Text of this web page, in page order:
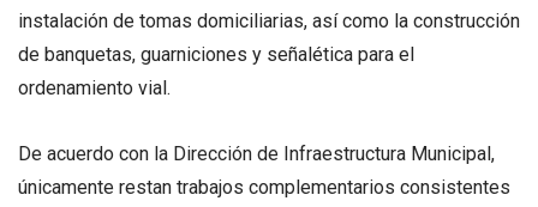
instalación de tomas domiciliarias, así como la construcción
de banquetas, guarniciones y señalética para el
ordenamiento vial.
De acuerdo con la Dirección de Infraestructura Municipal,
únicamente restan trabajos complementarios consistentes